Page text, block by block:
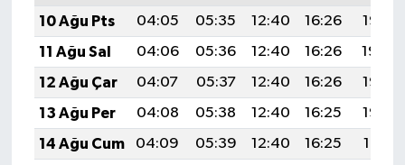
10 Ağu Pts
04:05 05:35 12:40 16:26
19:35
11 Ağu Sal
04:06 05:36 12:40 16:26
19:34
12 Ağu Çar
04:07 05:37 12:40 16:26
19:33
13 Ağu Per
04:08 05:38 12:40 16:25
19:32
14 Ağu Cum
04:09 05:39 12:40 16:25
19:31